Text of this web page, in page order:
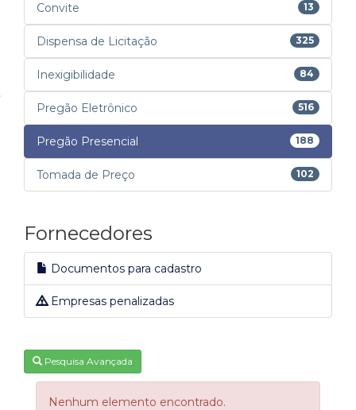
Convite 13
Dispensa de Licitação 325
Inexigibilidade 84
Pregão Eletrônico 516
Pregão Presencial 188
Tomada de Preço 102
Fornecedores
Documentos para cadastro
Empresas penalizadas
Pesquisa Avançada
Nenhum elemento encontrado.